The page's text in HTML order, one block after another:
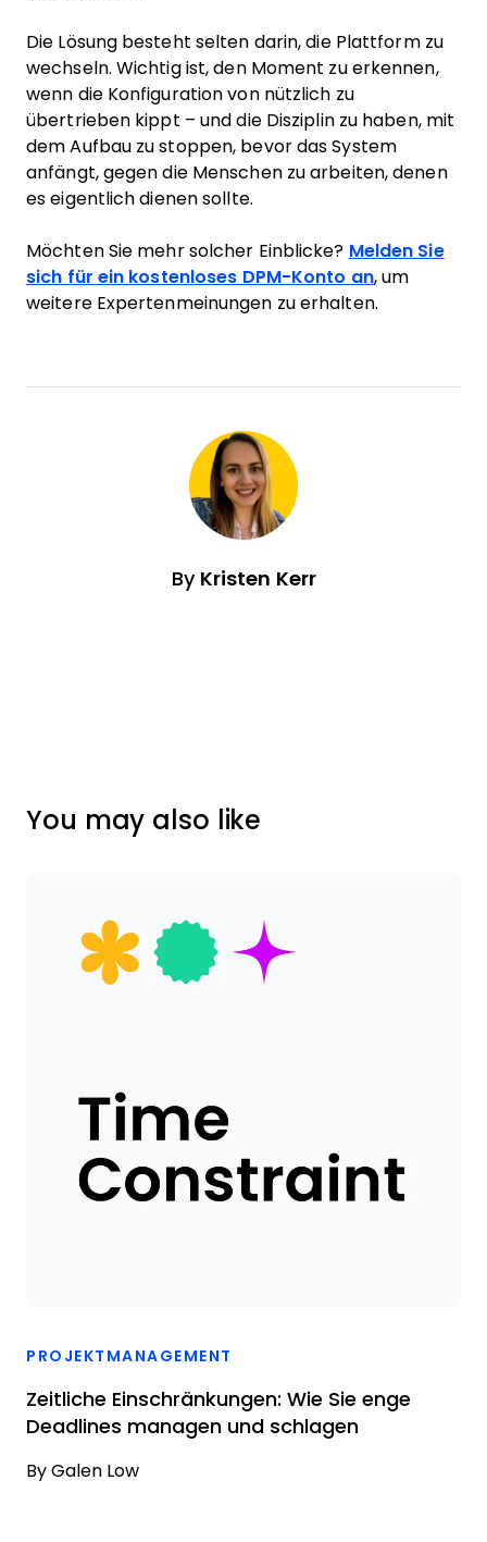
Die Lösung besteht selten darin, die Plattform zu
wechseln. Wichtig ist, den Moment zu erkennen,
wenn die Konfiguration von nützlich zu
übertrieben kippt – und die Disziplin zu haben, mit
dem Aufbau zu stoppen, bevor das System
anfängt, gegen die Menschen zu arbeiten, denen
es eigentlich dienen sollte.
Möchten Sie mehr solcher Einblicke? Melden Sie
sich für ein kostenloses DPM-Konto an, um
weitere Expertenmeinungen zu erhalten.
By Kristen Kerr
You may also like
PROJEKTMANAGEMENT
Zeitliche Einschränkungen: Wie Sie enge
Deadlines managen und schlagen
By Galen Low